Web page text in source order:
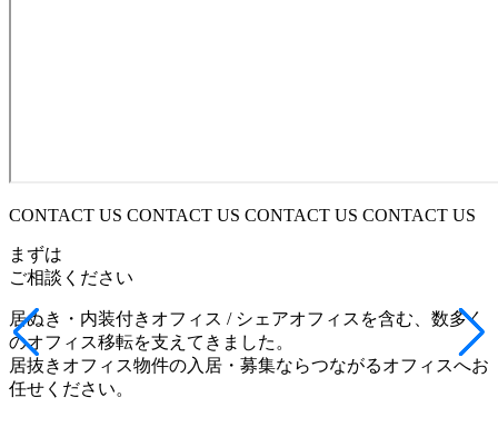
CONTACT US CONTACT US CONTACT US CONTACT US
まずは
ご相談ください
居ぬき・内装付きオフィス / シェアオフィスを含む、数多く
のオフィス移転を支えてきました。
居抜きオフィス物件の入居・募集ならつながるオフィスへお
任せください。